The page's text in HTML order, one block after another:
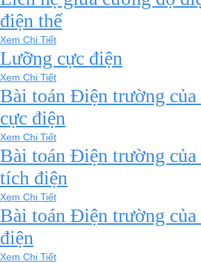
điện thế
Xem Chi Tiết
Lưỡng cực điện
Xem Chi Tiết
Bài toán Điện trường
cực điện
Xem Chi Tiết
Bài toán Điện trường
tích điện
Xem Chi Tiết
Bài toán Điện trường
điện
Xem Chi Tiết